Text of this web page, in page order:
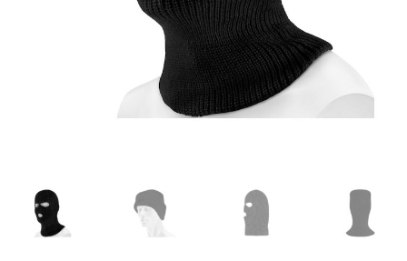
Пожарная Техника
Полицейская Техника